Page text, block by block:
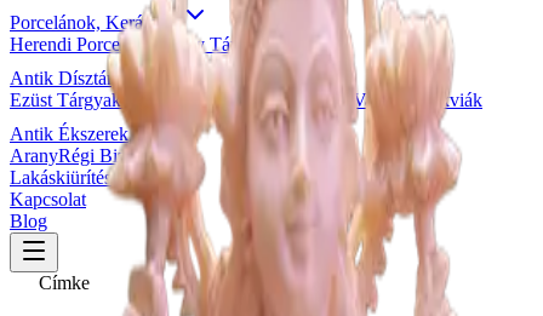
Porcelánok, Kerámiák
Herendi Porcelán
Zsolnay Tárgyak
Antik Dísztárgyak
Ezüst Tárgyak Bronz Szobrok Keleti Tárgyak
Vallási Relikviák
Antik Ékszerek
AranyRégi Bizsuk
Lakáskiürítés
Kapcsolat
Blog
Címke